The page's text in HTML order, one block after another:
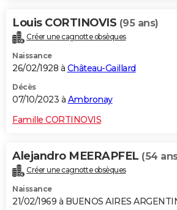
Louis CORTINOVIS (95 ans)
Créer une cagnotte obsèques
Naissance
26/02/1928 à Château-Gaillard
Décès
07/10/2023 à Ambronay
Famille CORTINOVIS
Alejandro MEERAPFEL (54
Créer une cagnotte obsèques
Naissance
21/02/1969 à BUENOS AIRES